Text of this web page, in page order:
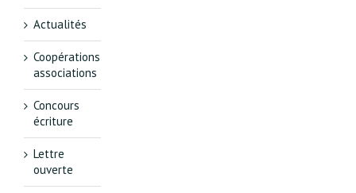
Actualités
Coopérations
associations
Concours
écriture
Lettre
ouverte